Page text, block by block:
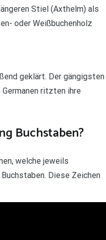
Stiel (Axthelm) als
oder Weißbuchenholz
geklärt. Der gängigsten
ritzten ihre
Buchstaben?
welche jeweils
Diese Zeichen